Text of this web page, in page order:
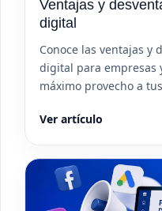
Ventajas y
digital
Conoce las ventajas y
digital para empresas
máximo provecho a
Ver artículo